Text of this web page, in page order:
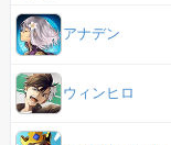
アナデン
ウィンヒロ